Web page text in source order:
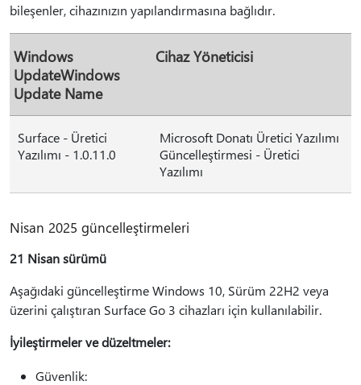
bileşenler, cihazınızın yapılandırmasına bağlıdır.
Windows
UpdateWindows
Update Name
Cihaz Yöneticisi
Surface - Üretici
Yazılımı - 1.0.11.0
Microsoft Donatı Üretici Yazılımı
Güncelleştirmesi - Üretici
Yazılımı
Nisan 2025 güncelleştirmeleri
21 Nisan sürümü
Aşağıdaki güncelleştirme Windows 10, Sürüm 22H2 veya
üzerini çalıştıran Surface Go 3 cihazları için kullanılabilir.
İyileştirmeler ve düzeltmeler:
Güvenlik: